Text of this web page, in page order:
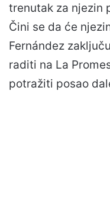
trenutak za njezin
Čini se da će
Fernández
raditi na La
potražiti posao